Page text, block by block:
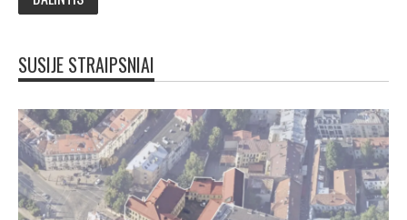
SUSIJE STRAIPSNIAI